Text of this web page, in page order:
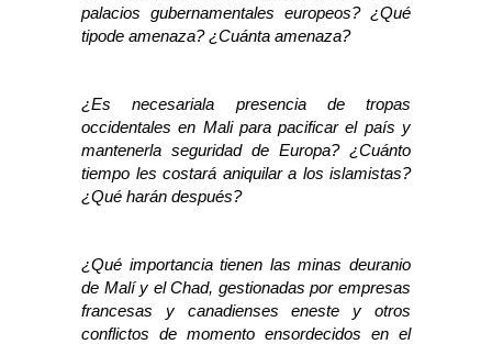
palacios gubernamentales europeos? ¿Qué
tipode amenaza? ¿Cuánta amenaza?
¿Es necesariala presencia de tropas
occidentales en Mali para pacificar el país y
mantenerla seguridad de Europa? ¿Cuánto
tiempo les costará aniquilar a los islamistas?
¿Qué harán después?
¿Qué importancia tienen las minas deuranio
de Malí y el Chad, gestionadas por empresas
francesas y canadienses eneste y otros
conflictos de momento ensordecidos en el